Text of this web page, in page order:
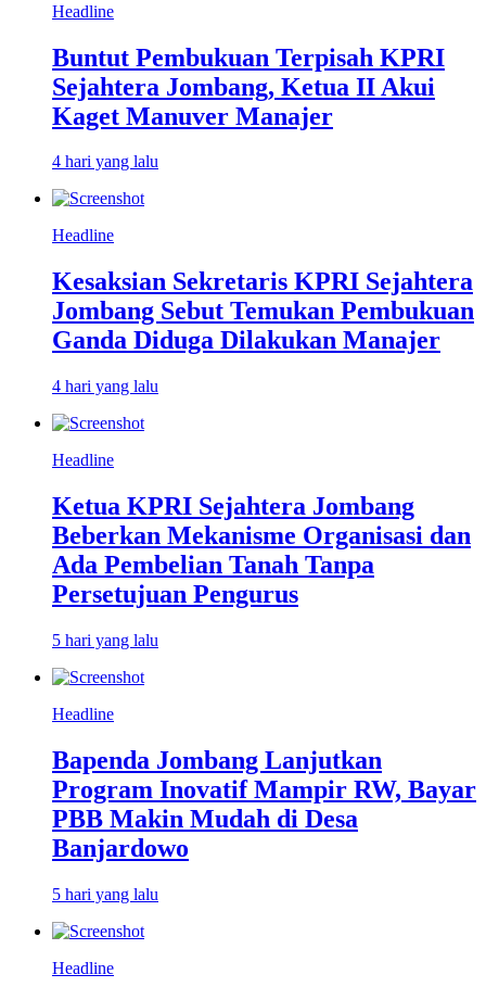
Headline
Buntut Pembukuan Terpisah KPRI
Sejahtera Jombang, Ketua II Akui
Kaget Manuver Manajer
4 hari yang lalu
Headline
Kesaksian Sekretaris KPRI Sejahtera
Jombang Sebut Temukan Pembukuan
Ganda Diduga Dilakukan Manajer
4 hari yang lalu
Headline
Ketua KPRI Sejahtera Jombang
Beberkan Mekanisme Organisasi dan
Ada Pembelian Tanah Tanpa
Persetujuan Pengurus
5 hari yang lalu
Headline
Bapenda Jombang Lanjutkan
Program Inovatif Mampir RW, Bayar
PBB Makin Mudah di Desa
Banjardowo
5 hari yang lalu
Headline